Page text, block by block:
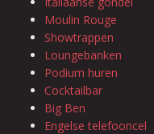
Moulin Rouge
Showtrappen
Loungebanken
Podium huren
Cocktailbar
Big Ben
Engelse telefooncel